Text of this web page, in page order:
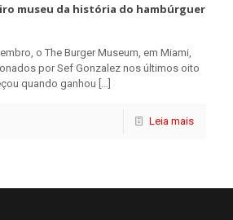
museu da história do hambúrguer
o The Burger Museum, em Miami,
por Sef Gonzalez nos últimos oito
quando ganhou […]
Leia mais